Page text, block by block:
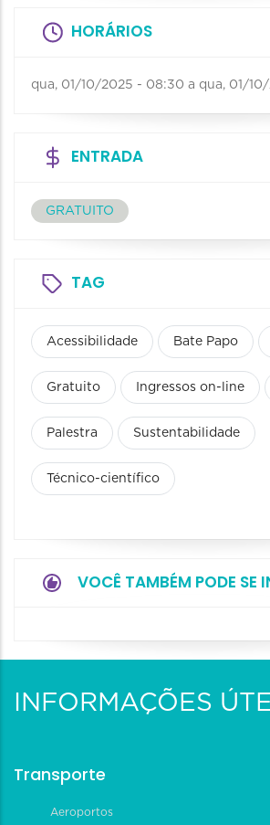
HORÁRIOS
qua, 01/10/2025 - 08:30 a qua, 01/
ENTRADA
GRATUITO
TAG
Acessibilidade Bate Papo
Gratuito Ingressos on-line
Palestra Sustentabilidade
Técnico-científico
VOCÊ TAMBÉM PODE SE
INFORMAÇÕES
Transporte
Aeroportos